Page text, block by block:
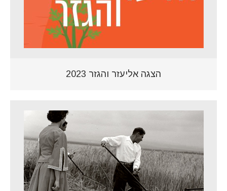
הצגה אליעזר והגזר 2023